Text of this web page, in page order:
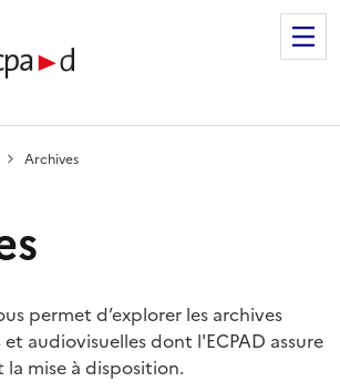
et de production
Archives
permet d’explorer les archives
audiovisuelles dont l'ECPAD assure
mise à disposition.